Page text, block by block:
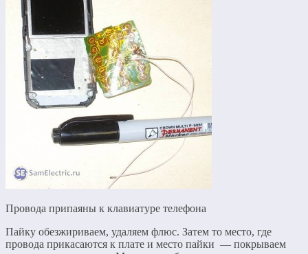
Провода припаяны к клавиатуре телефона
Пайку обезжириваем, удаляем флюс. Затем то место, где
провода прикасаются к плате и место пайки — покрываем